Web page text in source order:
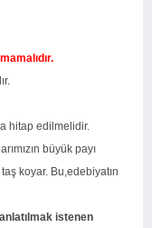
hitap edilmelidir.
büyük payı
koyar. Bu,edebiyatın
istenen